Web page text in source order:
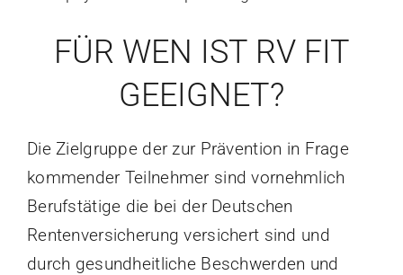
FÜR WEN IST RV FIT
GEEIGNET?
Die Zielgruppe der zur Prävention in Frage
kommender Teilnehmer sind vornehmlich
Berufstätige die bei der Deutschen
Rentenversicherung versichert sind und
durch gesundheitliche Beschwerden und